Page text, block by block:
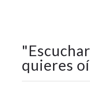
"
quieres